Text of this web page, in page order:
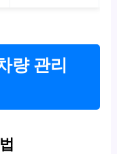
량 관리